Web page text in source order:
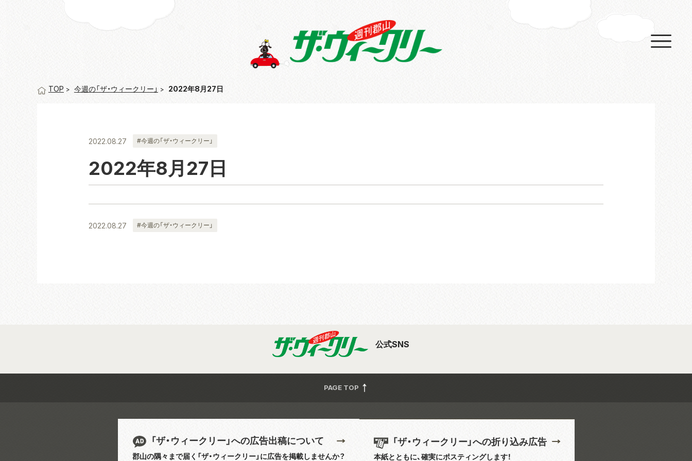
TOP 今週の「ザ・ウィークリー」 2022年8月27日
2022.08.27 #今週の「ザ・ウィークリー」
2022年8月27日
2022.08.27 #今週の「ザ・ウィークリー」
公式SNS
PAGE TOP
「ザ・ウィークリー」への広告出稿について
郡山の隅々まで届く「ザ・ウィークリー」に広告を掲載しませんか？
「ザ・ウィークリー」への折り込み広告
本紙とともに、確実にポスティングします！